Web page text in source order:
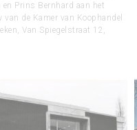
en Prins Bernhard aan het
van de Kamer van Koophandel
Van Spiegelstraat 12,